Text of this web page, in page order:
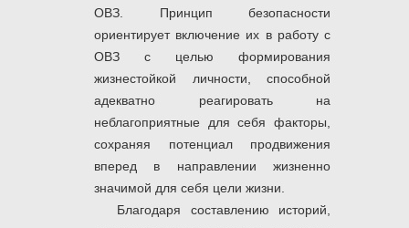
ОВЗ. Принцип безопасности
ориентирует включение их в работу с
ОВЗ с целью формирования
жизнестойкой личности, способной
адекватно реагировать на
неблагоприятные для себя факторы,
сохраняя потенциал продвижения
вперед в направлении жизненно
значимой для себя цели жизни.
Благодаря составлению историй,